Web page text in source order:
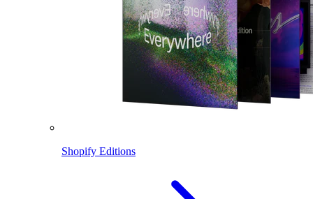
Shopify Editions